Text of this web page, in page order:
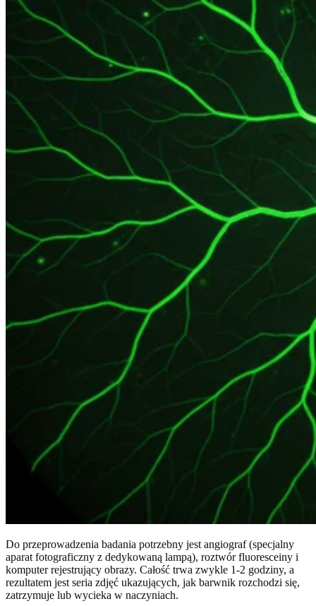
Do przeprowadzenia badania potrzebny jest angiograf (specjalny
aparat fotograficzny z dedykowaną lampą), roztwór fluoresceiny i
komputer rejestrujący obrazy. Całość trwa zwykle 1-2 godziny, a
rezultatem jest seria zdjęć ukazujących, jak barwnik rozchodzi się,
zatrzymuje lub wycieka w naczyniach.